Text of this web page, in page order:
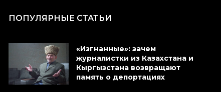
ПОПУЛЯРНЫЕ СТАТЬИ
«Изгнанные»: зачем
журналистки из Казахстана и
Кыргызстана возвращают
память о депортациях